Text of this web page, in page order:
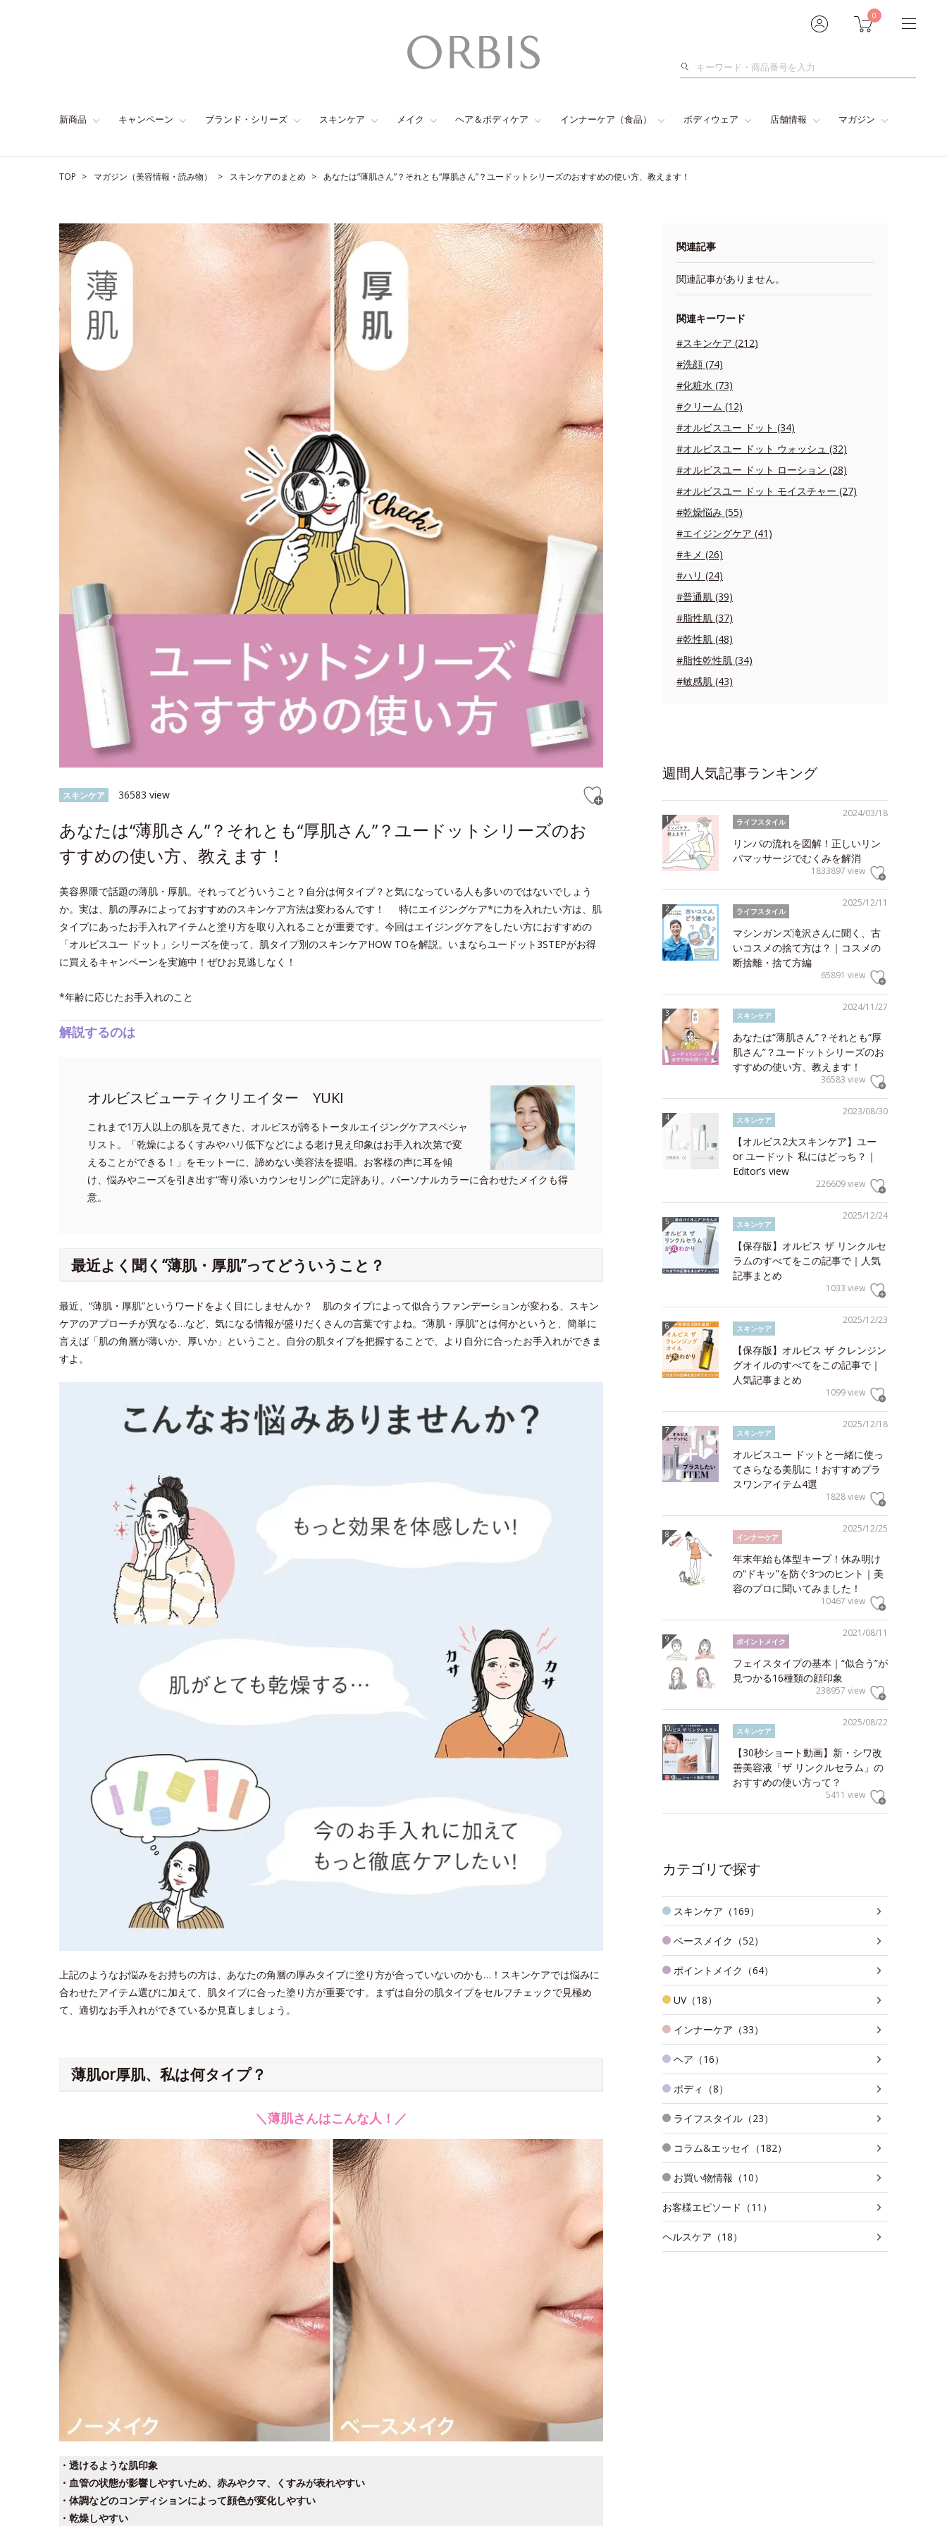
0
検
新商品 キャンペーン ブランド・シリーズ スキンケア メイク ヘア＆ボディケア インナーケア（食品） ボディウェア 店舗情報 マガジン
TOP マガジン（美容情報・読み物） スキンケアのまとめ あなたは“薄肌さん”？それとも“厚肌さん”？ユードットシリーズのおすすめの使い方、教えます！
スキンケア 36583 view
あなたは“薄肌さん”？それとも“厚肌さん”？ユードットシリーズのお
すすめの使い方、教えます！
美容界隈で話題の薄肌・厚肌。それってどういうこと？自分は何タイプ？と気になっている人も多いのではないでしょう
か。実は、肌の厚みによっておすすめのスキンケア方法は変わるんです！ 特にエイジングケア*に力を入れたい方は、肌
タイプにあったお手入れアイテムと塗り方を取り入れることが重要です。今回はエイジングケアをしたい方におすすめの
「オルビスユー ドット」シリーズを使って、肌タイプ別のスキンケアHOW TOを解説。いまならユードット3STEPがお得
に買えるキャンペーンを実施中！ぜひお見逃しなく！
*年齢に応じたお手入れのこと
解説するのは
オルビスビューティクリエイター YUKI
これまで1万人以上の肌を見てきた、オルビスが誇るトータルエイジングケアスペシャ
リスト。「乾燥によるくすみやハリ低下などによる老け見え印象はお手入れ次第で変
えることができる！」をモットーに、諦めない美容法を提唱。お客様の声に耳を傾
け、悩みやニーズを引き出す“寄り添いカウンセリング”に定評あり。パーソナルカラーに合わせたメイクも得
意。
最近よく聞く“薄肌・厚肌”ってどういうこと？
最近、“薄肌・厚肌”というワードをよく目にしませんか？ 肌のタイプによって似合うファンデーションが変わる、スキン
ケアのアプローチが異なる…など、気になる情報が盛りだくさんの言葉ですよね。“薄肌・厚肌”とは何かというと、簡単に
言えば「肌の角層が薄いか、厚いか」ということ。自分の肌タイプを把握することで、より自分に合ったお手入れができま
すよ。
上記のようなお悩みをお持ちの方は、あなたの角層の厚みタイプに塗り方が合っていないのかも…！スキンケアでは悩みに
合わせたアイテム選びに加えて、肌タイプに合った塗り方が重要です。まずは自分の肌タイプをセルフチェックで見極め
て、適切なお手入れができているか見直しましょう。
薄肌or厚肌、私は何タイプ？
＼薄肌さんはこんな人！／
・透けるような肌印象
・血管の状態が影響しやすいため、赤みやクマ、くすみが表れやすい
・体調などのコンディションによって顔色が変化しやすい
・乾燥しやすい
関連記事
関連記事がありません。
関連キーワード
#スキンケア (212)
#洗顔 (74)
#化粧水 (73)
#クリーム (12)
#オルビスユー ドット (34)
#オルビスユー ドット ウォッシュ (32)
#オルビスユー ドット ローション (28)
#オルビスユー ドット モイスチャー (27)
#乾燥悩み (55)
#エイジングケア (41)
#キメ (26)
#ハリ (24)
#普通肌 (39)
#脂性肌 (37)
#乾性肌 (48)
#脂性乾性肌 (34)
#敏感肌 (43)
週間人気記事ランキング
2024/03/18
ライフスタイル
リンパの流れを図解！正しいリン
パマッサージでむくみを解消
1833897 view
2025/12/11
ライフスタイル
マシンガンズ滝沢さんに聞く、古
いコスメの捨て方は？｜コスメの
断捨離・捨て方編
65891 view
2024/11/27
スキンケア
あなたは“薄肌さん”？それとも“厚
肌さん”？ユードットシリーズのお
すすめの使い方、教えます！
36583 view
2023/08/30
スキンケア
【オルビス2大スキンケア】ユー
or ユードット 私にはどっち？｜
Editor’s view
226609 view
2025/12/24
スキンケア
【保存版】オルビス ザ リンクルセ
ラムのすべてをこの記事で｜人気
記事まとめ
1033 view
2025/12/23
スキンケア
【保存版】オルビス ザ クレンジン
グオイルのすべてをこの記事で｜
人気記事まとめ
1099 view
2025/12/18
スキンケア
オルビスユー ドットと一緒に使っ
てさらなる美肌に！おすすめプラ
スワンアイテム4選
1828 view
2025/12/25
インナーケア
年末年始も体型キープ！休み明け
の“ドキッ”を防ぐ3つのヒント｜美
容のプロに聞いてみました！
10467 view
2021/08/11
ポイントメイク
フェイスタイプの基本｜“似合う”が
見つかる16種類の顔印象
238957 view
2025/08/22
スキンケア
【30秒ショート動画】新・シワ改
善美容液「ザ リンクルセラム」の
おすすめの使い方って？
5411 view
カテゴリで探す
スキンケア（169）
ベースメイク（52）
ポイントメイク（64）
UV（18）
インナーケア（33）
ヘア（16）
ボディ（8）
ライフスタイル（23）
コラム&エッセイ（182）
お買い物情報（10）
お客様エピソード（11）
ヘルスケア（18）